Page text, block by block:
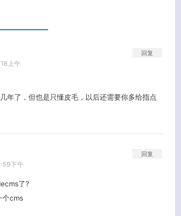
上午
年了，但也是只懂皮毛，以后还需要你多给指点
回复
下午
了?
个cms
回复